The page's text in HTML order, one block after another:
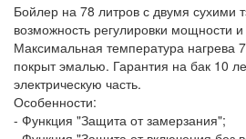
Бойлер на 78 литров с двумя сухими
возможность регулировки мощности
Максимальная температура нагрева
покрыт эмалью. Гарантия на бак 10
электрическую часть.
Особенности:
- Функция "Защита от замерзания";